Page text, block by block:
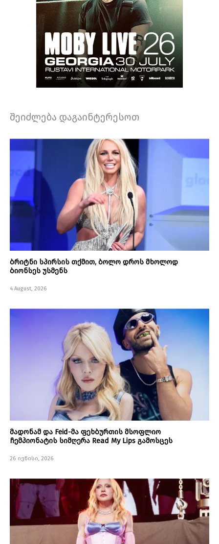
შეიძლება დაგაინტერესოთ
ბრიტნი სპირსის თქმით, ბოლო დროს მხოლოდ
ბიონსეს უსმენს
4 August, 2026
მადონამ და Feid-მა ფეხბურთის მსოფლიო
ჩემპიონატის სიმღერა Read My Lips გამოსცეს
26 ივნისი, 2026